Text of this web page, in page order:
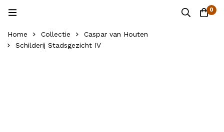
0
Home Collectie
Caspar van Houten
Schilderij Stadsgezicht IV